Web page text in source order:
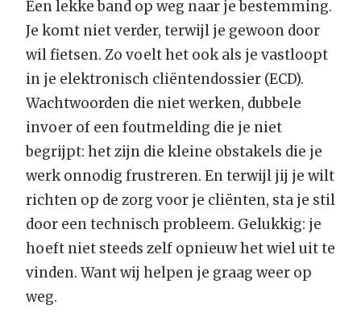
Een lekke band op weg naar je bestemming.
Je komt niet verder, terwijl je gewoon door
wil fietsen. Zo voelt het ook als je vastloopt
in je elektronisch cliëntendossier (ECD).
Wachtwoorden die niet werken, dubbele
invoer of een foutmelding die je niet
begrijpt: het zijn die kleine obstakels die je
werk onnodig frustreren. En terwijl jij je wilt
richten op de zorg voor je cliënten, sta je stil
door een technisch probleem. Gelukkig: je
hoeft niet steeds zelf opnieuw het wiel uit te
vinden. Want wij helpen je graag weer op
weg.